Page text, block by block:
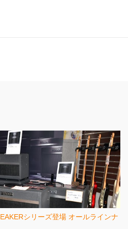
シリーズ登場 オールラインナ